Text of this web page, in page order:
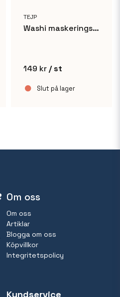
TEJP
Washi maskeringstejp för billackering - 30mm
149 kr / st
Slut på lager
Om oss
Om oss
Artiklar
Blogga om oss
Köpvillkor
Integritetspolicy
Kundservice